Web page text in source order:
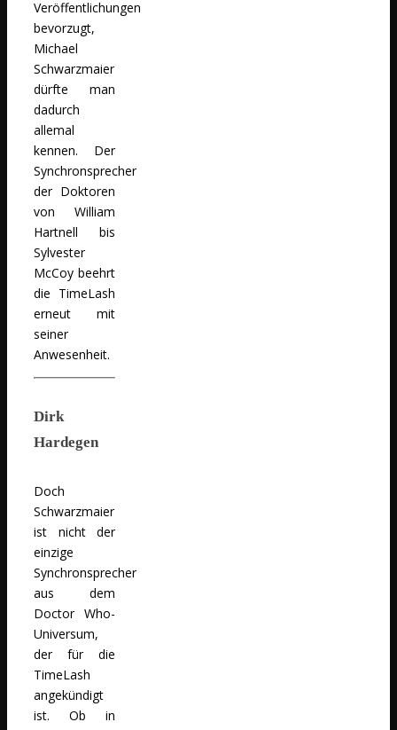
Veröffentlichungen
bevorzugt,
Michael
Schwarzmaier
dürfte man
dadurch
allemal
kennen. Der
Synchronsprecher
der Doktoren
von William
Hartnell bis
Sylvester
McCoy beehrt
die TimeLash
erneut mit
seiner
Anwesenheit.
Dirk
Hardegen
Doch
Schwarzmaier
ist nicht der
einzige
Synchronsprecher
aus dem
Doctor Who-
Universum,
der für die
TimeLash
angekündigt
ist. Ob in